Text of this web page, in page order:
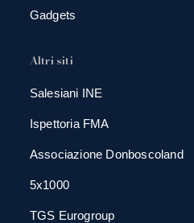
Gadgets
Altri siti
Salesiani INE
Ispettoria FMA
Associazione Donboscoland
5x1000
TGS Eurogroup